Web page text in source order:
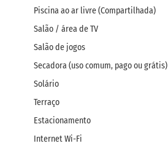
Piscina ao ar livre (Compartilhada)
Salão / área de TV
Salão de jogos
Secadora (uso comum, pago ou grátis)
Solário
Terraço
Estacionamento
Internet Wi-Fi